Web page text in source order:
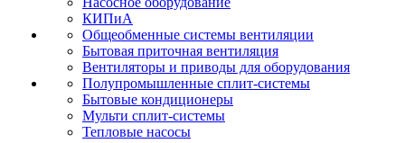
КИПиА
Общеобменные системы вентиляции
Бытовая приточная вентиляция
Вентиляторы и приводы для оборудования
Полупромышленные сплит-системы
Бытовые кондиционеры
Мульти сплит-системы
Тепловые насосы